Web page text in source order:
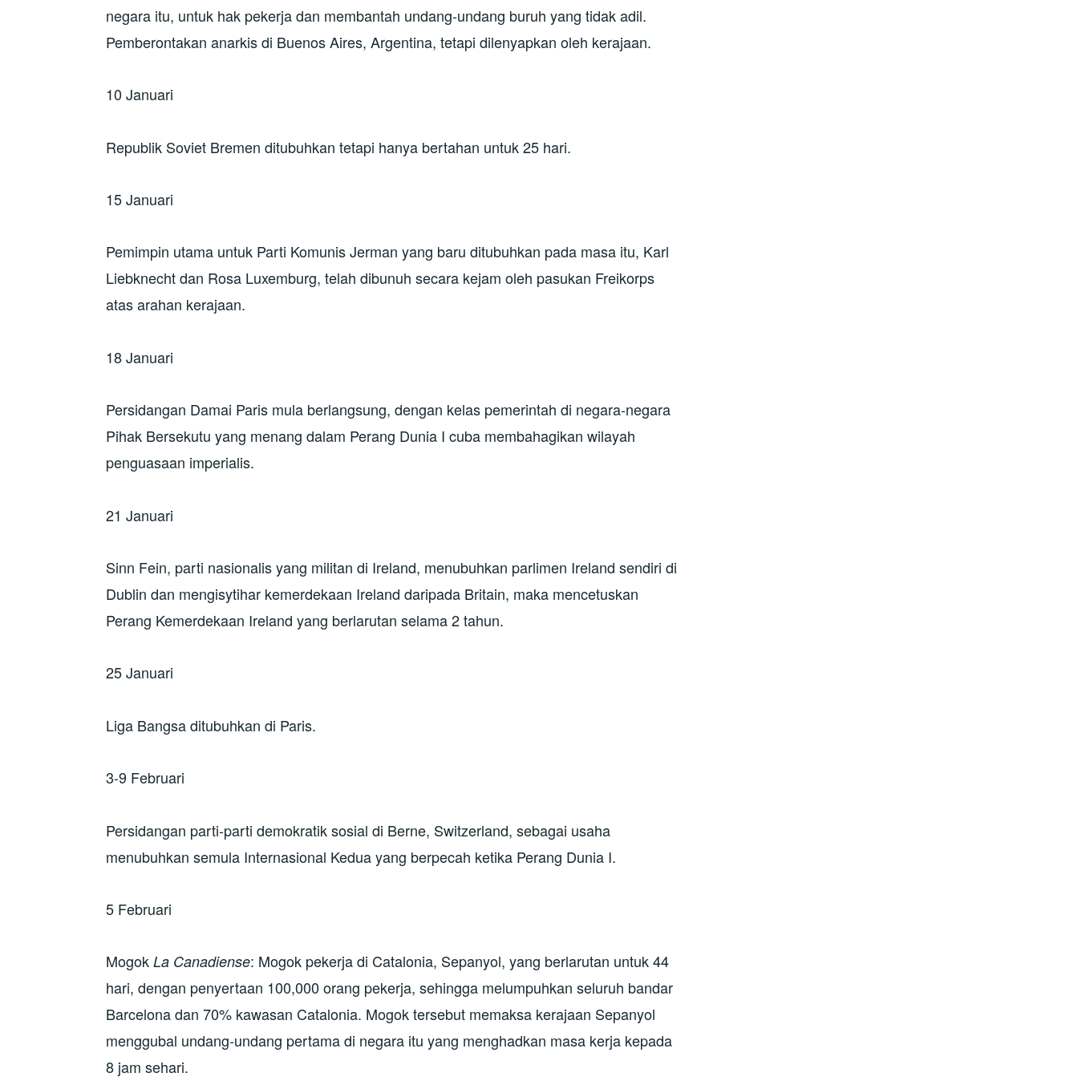
negara itu, untuk hak pekerja dan membantah undang-undang buruh yang tidak adil.
Pemberontakan anarkis di Buenos Aires, Argentina, tetapi dilenyapkan oleh kerajaan.
10 Januari
Republik Soviet Bremen ditubuhkan tetapi hanya bertahan untuk 25 hari.
15 Januari
Pemimpin utama untuk Parti Komunis Jerman yang baru ditubuhkan pada masa itu, Karl
Liebknecht dan Rosa Luxemburg, telah dibunuh secara kejam oleh pasukan Freikorps
atas arahan kerajaan.
18 Januari
Persidangan Damai Paris mula berlangsung, dengan kelas pemerintah di negara-negara
Pihak Bersekutu yang menang dalam Perang Dunia I cuba membahagikan wilayah
penguasaan imperialis.
21 Januari
Sinn Fein, parti nasionalis yang militan di Ireland, menubuhkan parlimen Ireland sendiri di
Dublin dan mengisytihar kemerdekaan Ireland daripada Britain, maka mencetuskan
Perang Kemerdekaan Ireland yang berlarutan selama 2 tahun.
25 Januari
Liga Bangsa ditubuhkan di Paris.
3-9 Februari
Persidangan parti-parti demokratik sosial di Berne, Switzerland, sebagai usaha
menubuhkan semula Internasional Kedua yang berpecah ketika Perang Dunia I.
5 Februari
Mogok La Canadiense: Mogok pekerja di Catalonia, Sepanyol, yang berlarutan untuk 44
hari, dengan penyertaan 100,000 orang pekerja, sehingga melumpuhkan seluruh bandar
Barcelona dan 70% kawasan Catalonia. Mogok tersebut memaksa kerajaan Sepanyol
menggubal undang-undang pertama di negara itu yang menghadkan masa kerja kepada
8 jam sehari.